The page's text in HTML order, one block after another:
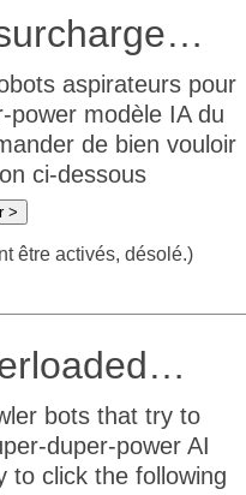
aspirateurs pour
power modèle IA du
de bien vouloir
ci-dessous
>
être activés, désolé.)
bots that try to
duper-power AI
to click the following